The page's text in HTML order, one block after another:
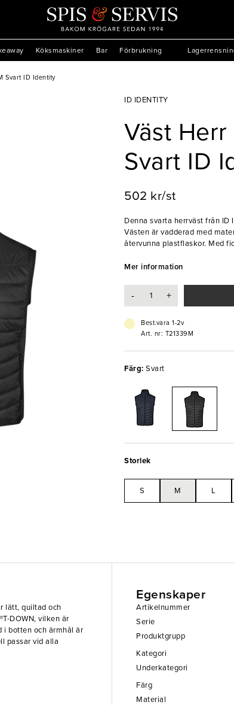
Köksmaskiner Bar Förbrukning
Svart ID Identity
ID IDENTITY
Väst
Svart ID
502 kr/st
Denna svarta herrväst från
Västen är vadderad med
återvunna plastflaskor. Med
- Reflextryck på framsidan
Mer information
- +
Best.vara 1-2v
Art. nr: T21339M
Färg: Svart
Storlek
S M L
lätt, quiltad och
DOWN, vilken är
i botten och ärmhål är
passar vid alla
Egenskaper
Artikelnummer
Serie
Produktgrupp
Kategori
Underkategori
Färg
Material